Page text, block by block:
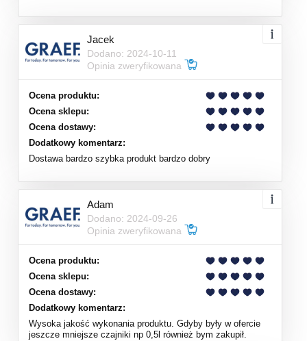
Jacek
Dodano: 2024-10-11
Opinia zweryfikowana
Ocena produktu:
Ocena sklepu:
Ocena dostawy:
Dodatkowy komentarz:
Dostawa bardzo szybka produkt bardzo dobry
Adam
Dodano: 2024-09-26
Opinia zweryfikowana
Ocena produktu:
Ocena sklepu:
Ocena dostawy:
Dodatkowy komentarz:
Wysoka jakość wykonania produktu. Gdyby były w ofercie
jeszcze mniejsze czajniki np 0,5l również bym zakupił.